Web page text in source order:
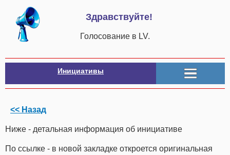
Здравствуйте!
Голосование в LV.
Инициативы
<< Назад
Ниже - детальная информация об инициативе
По ссылке - в новой закладке откроется оригинальная